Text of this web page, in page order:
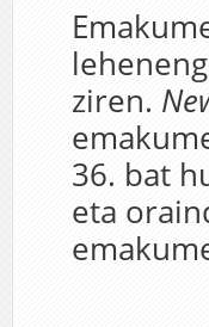
ziren.
36. bat
eta